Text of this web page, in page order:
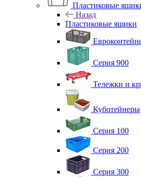
Пластиковые
Назад
Пластиковые ящики
Серия 900
Тележки и
Куботейнеры
Серия 100
Серия 200
Серия 300